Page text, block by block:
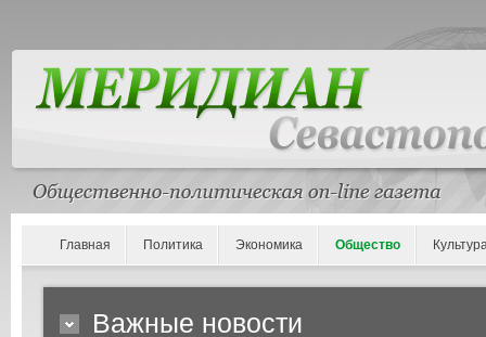
Главная Политика Экономика Общество
Важные новости